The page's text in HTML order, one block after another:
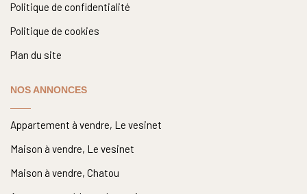
Politique de confidentialité
Politique de cookies
Plan du site
NOS ANNONCES
Appartement à vendre, Le vesinet
Maison à vendre, Le vesinet
Maison à vendre, Chatou